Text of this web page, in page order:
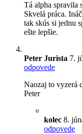
Tá alpha spravila
Skvelá práca.
tak skús si jednu
ešte lepšie.
Peter Jurista 7.
odpovede
Naozaj to vyzerá
Peter
kolec 8.
odpovede